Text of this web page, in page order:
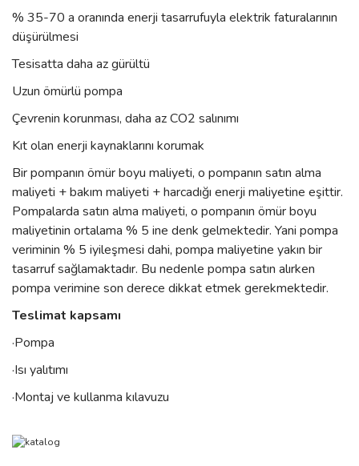
% 35-70 a oranında enerji tasarrufuyla elektrik faturalarının
düşürülmesi
Tesisatta daha az gürültü
Uzun ömürlü pompa
Çevrenin korunması, daha az CO2 salınımı
Kıt olan enerji kaynaklarını korumak
Bir pompanın ömür boyu maliyeti, o pompanın satın alma
maliyeti + bakım maliyeti + harcadığı enerji maliyetine eşittir.
Pompalarda satın alma maliyeti, o pompanın ömür boyu
maliyetinin ortalama % 5 ine denk gelmektedir. Yani pompa
veriminin % 5 iyileşmesi dahi, pompa maliyetine yakın bir
tasarruf sağlamaktadır. Bu nedenle pompa satın alırken
pompa verimine son derece dikkat etmek gerekmektedir.
Teslimat kapsamı
·Pompa
·Isı yalıtımı
·Montaj ve kullanma kılavuzu